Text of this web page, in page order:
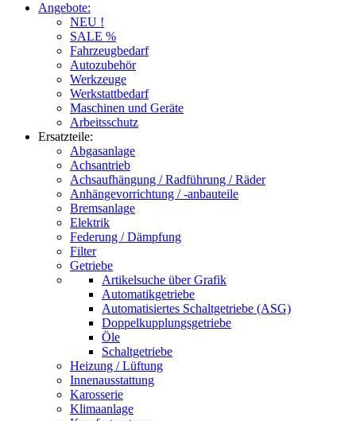
Angebote:
NEU !
SALE %
Fahrzeugbedarf
Autozubehör
Werkzeuge
Werkstattbedarf
Maschinen und Geräte
Arbeitsschutz
Ersatzteile:
Abgasanlage
Achsantrieb
Achsaufhängung / Radführung / Räder
Anhängevorrichtung / -anbauteile
Bremsanlage
Elektrik
Federung / Dämpfung
Filter
Getriebe
Artikelsuche über Grafik
Automatikgetriebe
Automatisiertes Schaltgetriebe (ASG)
Doppelkupplungsgetriebe
Öle
Schaltgetriebe
Heizung / Lüftung
Innenausstattung
Karosserie
Klimaanlage